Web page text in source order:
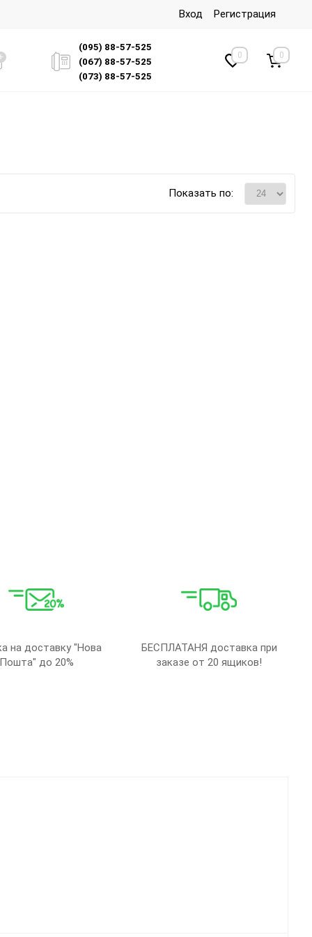
Вход Регистрация
(095) 88-57-525
(067) 88-57-525
(073) 88-57-525
0 0
Показать по:
на доставку "Нова
до 20%
БЕСПЛАТАНЯ доставка при
заказе от 20 ящиков!